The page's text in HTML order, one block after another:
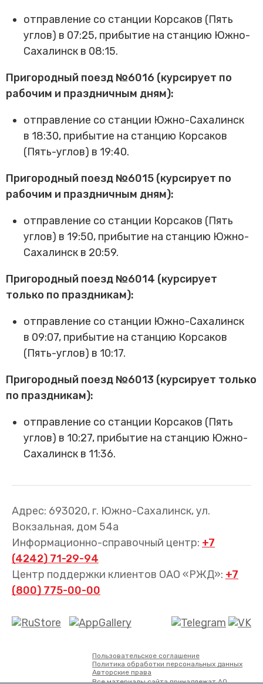
отправление со станции Корсаков (Пять
углов) в 07:25, прибытие на станцию Южно-
Сахалинск в 08:15.
Пригородный поезд №6016 (курсирует по
рабочим и праздничным дням):
отправление со станции Южно-Сахалинск
в 18:30, прибытие на станцию Корсаков
(Пять-углов) в 19:40.
Пригородный поезд №6015 (курсирует по
рабочим и праздничным дням):
отправление со станции Корсаков (Пять
углов) в 19:50, прибытие на станцию Южно-
Сахалинск в 20:59.
Пригородный поезд №6014 (курсирует
только по праздникам):
отправление со станции Южно-Сахалинск
в 09:07, прибытие на станцию Корсаков
(Пять-углов) в 10:17.
Пригородный поезд №6013 (курсирует только
по праздникам):
отправление со станции Корсаков (Пять
углов) в 10:27, прибытие на станцию Южно-
Сахалинск в 11:36.
Адрес: 693020, г. Южно-Сахалинск, ул.
Вокзальная, дом 54а
Информационно-справочный центр: +7
(4242) 71-29-94
Центр поддержки клиентов ОАО «РЖД»: +7
(800) 775-00-00
Пользовательское соглашение
Политика обработки персональных данных
Авторские права
Все материалы сайта принадлежат АО